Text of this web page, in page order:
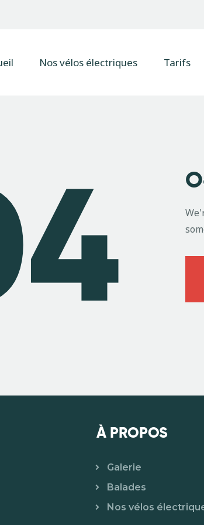
Nos vélos électriques Tarifs
Tarifs
Contact
À PROPOS
Galerie
Balades
Nos vélos